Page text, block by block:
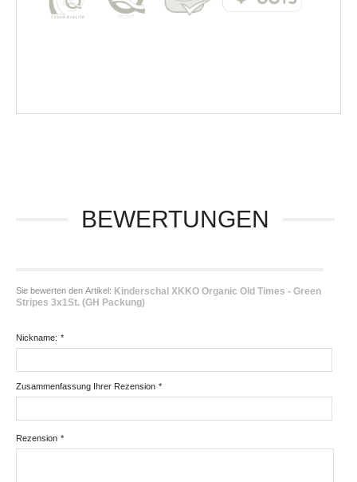
BEWERTUNGEN
Sie bewerten den Artikel: Kinderschal XKKO Organic Old Times - Green
Stripes 3x1St. (GH Packung)
*
Nickname:
*
Zusammenfassung Ihrer Rezension
*
Rezension